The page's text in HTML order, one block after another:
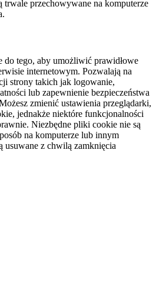
trwale przechowywane na komputerze
do tego, aby umożliwić prawidłowe
internetowym. Pozwalają na
strony takich jak logowanie,
lub zapewnienie bezpieczeństwa
zmienić ustawienia przeglądarki,
jednakże niektóre funkcjonalności
Niezbędne pliki cookie nie są
na komputerze lub innym
usuwane z chwilą zamknięcia